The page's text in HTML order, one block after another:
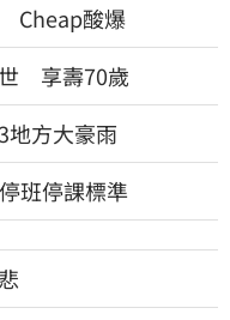
Cheap酸爆
享壽70歲
方大豪雨
班停課標準